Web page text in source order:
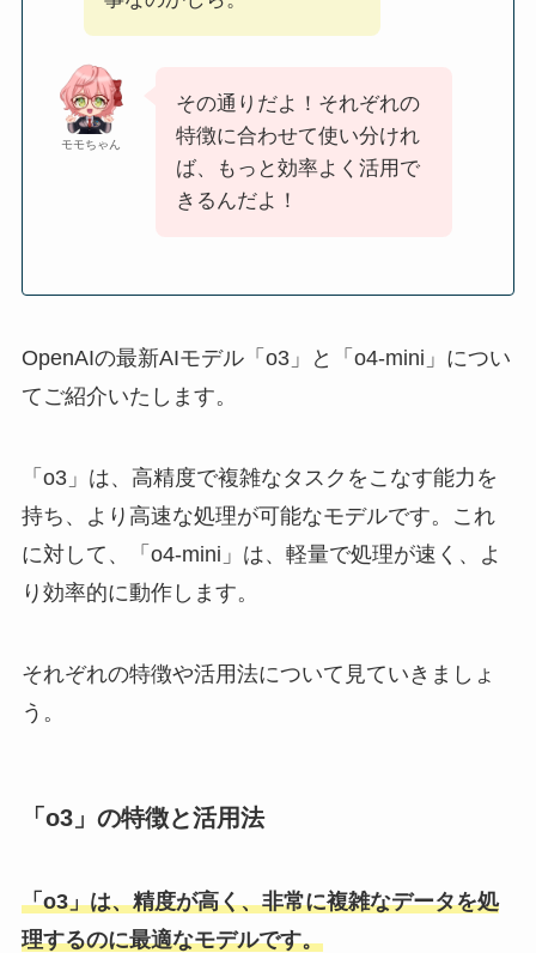
モモちゃん
その通りだよ！それぞれの
特徴に合わせて使い分けれ
ば、もっと効率よく活用で
きるんだよ！
OpenAIの最新AIモデル「o3」と「o4-mini」につい
てご紹介いたします。
「o3」は、高精度で複雑なタスクをこなす能力を
持ち、より高速な処理が可能なモデルです。これ
に対して、「o4-mini」は、軽量で処理が速く、よ
り効率的に動作します。
それぞれの特徴や活用法について見ていきましょ
う。
「o3」の特徴と活用法
「o3」は、精度が高く、非常に複雑なデータを処
理するのに最適なモデルです。